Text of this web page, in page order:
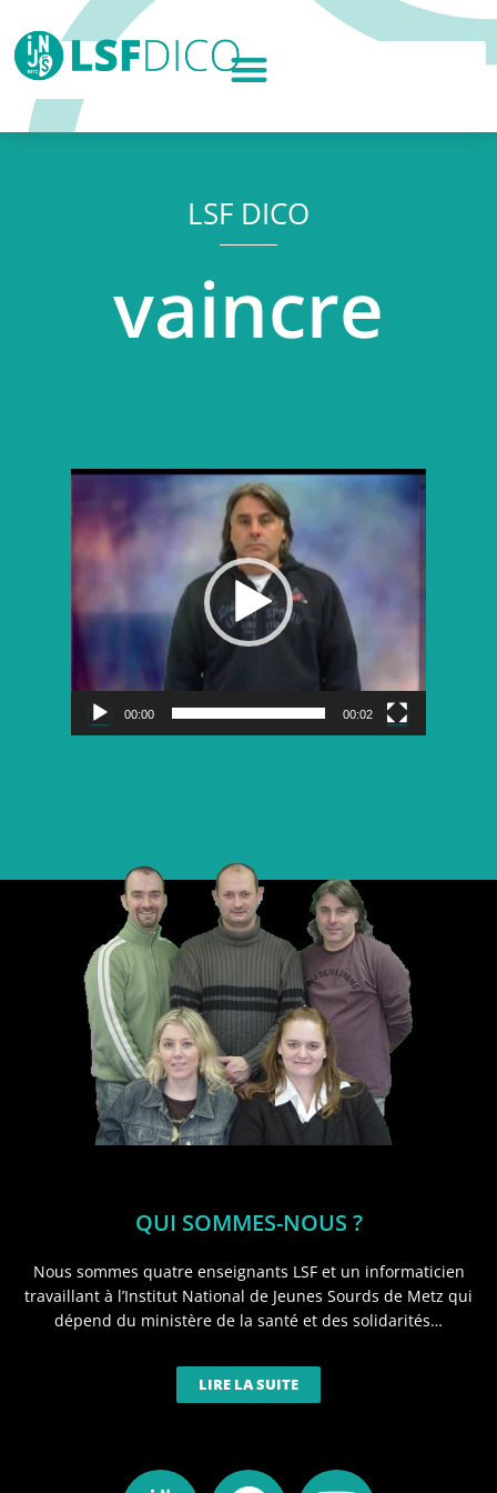
LSF DICO
vaincre
Lecteur
vidéo
00:00 00:02
QUI SOMMES-NOUS ?
Nous sommes quatre enseignants LSF et un informaticien
travaillant à l’Institut National de Jeunes Sourds de Metz qui
dépend du ministère de la santé et des solidarités…
LIRE LA SUITE